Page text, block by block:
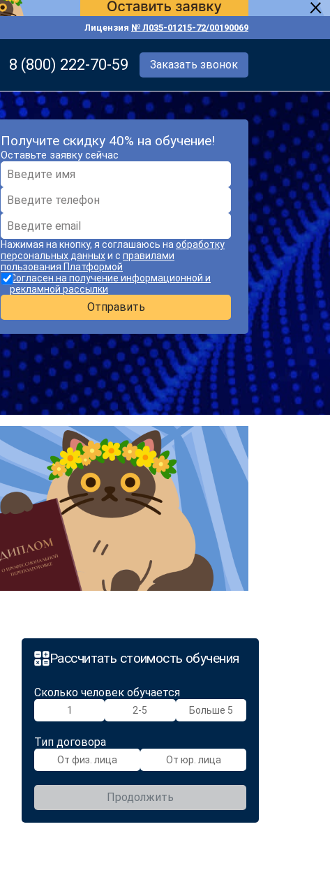
Лицензия № Л035-01215-72/00190069
8 (800) 222-70-59 Заказать звонок
Получите скидку 40% на обучение!
Оставьте заявку сейчас
Нажимая на кнопку, я соглашаюсь на обработку
персональных данныхи с правилами
пользования Платформой
Согласен на получение информационной и
рекламной рассылки
Отправить
Рассчитать стоимость обучения
Сколько человек обучается
1 2-5 Больше 5
Тип договора
От физ. лица От юр. лица
Продолжить